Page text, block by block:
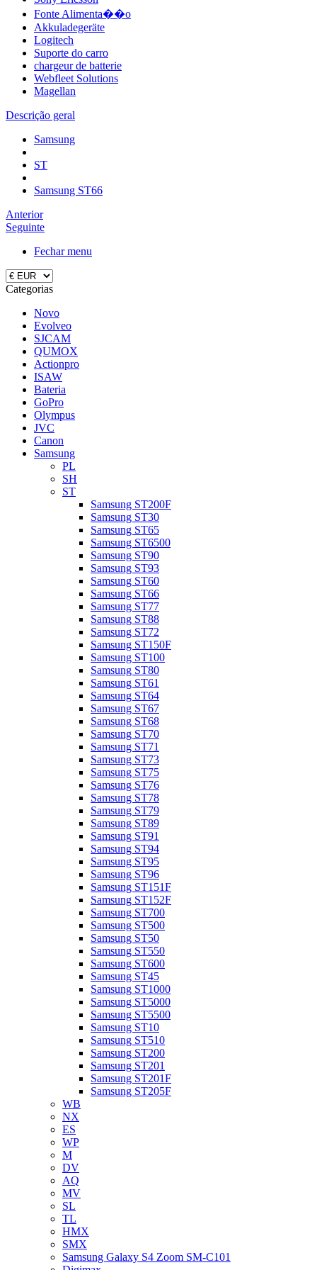
Fonte Alimenta��o
Akkuladegeräte
Logitech
Suporte do carro
chargeur de batterie
Webfleet Solutions
Magellan
Descrição geral
Samsung
ST
Samsung ST66
Anterior
Seguinte
Fechar menu
Categorias
Novo
Evolveo
SJCAM
QUMOX
Actionpro
ISAW
Bateria
GoPro
Olympus
JVC
Canon
Samsung
PL
SH
ST
Samsung ST200F
Samsung ST30
Samsung ST65
Samsung ST6500
Samsung ST90
Samsung ST93
Samsung ST60
Samsung ST66
Samsung ST77
Samsung ST88
Samsung ST72
Samsung ST150F
Samsung ST100
Samsung ST80
Samsung ST61
Samsung ST64
Samsung ST67
Samsung ST68
Samsung ST70
Samsung ST71
Samsung ST73
Samsung ST75
Samsung ST76
Samsung ST78
Samsung ST79
Samsung ST89
Samsung ST91
Samsung ST94
Samsung ST95
Samsung ST96
Samsung ST151F
Samsung ST152F
Samsung ST700
Samsung ST500
Samsung ST50
Samsung ST550
Samsung ST600
Samsung ST45
Samsung ST1000
Samsung ST5000
Samsung ST5500
Samsung ST10
Samsung ST510
Samsung ST200
Samsung ST201
Samsung ST201F
Samsung ST205F
WB
NX
ES
WP
M
DV
AQ
MV
SL
TL
HMX
SMX
Samsung Galaxy S4 Zoom SM-C101